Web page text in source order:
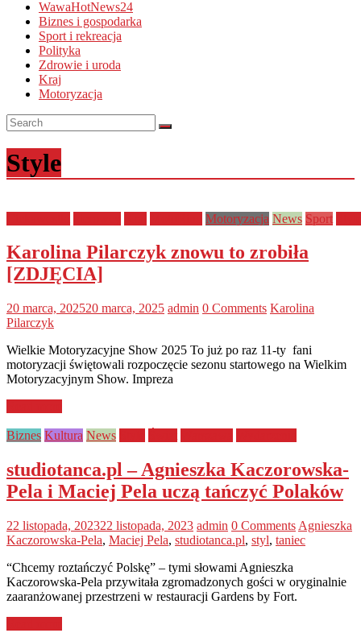
WawaHotNews24
Biznes i gospodarka
Sport i rekreacja
Polityka
Zdrowie i uroda
Kraj
Motoryzacja
Style
Motoryzacja News Sport
Karolina Pilarczyk znowu to zrobiła
[ZDJĘCIA]
20 marca, 202520 marca, 2025 admin 0 Comments Karolina
Pilarczyk
Wielkie Motoryzacyjne Show 2025 To już po raz 11-ty fani
motoryzacji świętowali rozpoczęcie sezonu startowego na Wielkim
Motoryzacyjnym Show. Impreza
Biznes Kultura News
studiotanca.pl – Agnieszka Kaczorowska-
Pela i Maciej Pela uczą tańczyć Polaków
22 listopada, 202322 listopada, 2023 admin 0 Comments Agnieszka
Kaczorowska-Pela, Maciej Pela, studiotanca.pl, styl, taniec
“Chcemy roztańczyć Polskę” – tymi słowami Agnieszka
Kaczorowska-Pela przywitała zgromadzonych gości w oryginalnie
zaaranżowanej przestrzeni w restauracji Gardens by Fort.